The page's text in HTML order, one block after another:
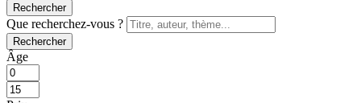
Rechercher
Que recherchez-vous ?
Rechercher
Âge